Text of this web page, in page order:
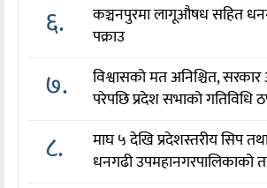
६.
कञ्चनपुरमा लागूऔषध सहित
पक्राउ
७.
विश्वासको मत अनिश्चित,
परेपछि प्रदेश सभाको गतिविधि
८.
माघ ५ देखि प्रदेशस्तरीय सिप
धनगढी उपमहानगरपालिकाको